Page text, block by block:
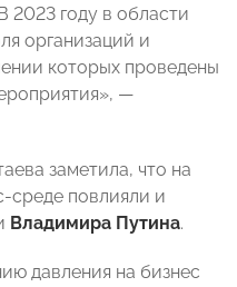
2023 году в области
организаций и
которых проведены
—
заметила, что на
среде повлияли и
Владимира Путина.
давления на бизнес